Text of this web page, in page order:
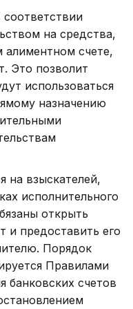
на средства,
алиментном счете,
Это позволит
использоваться
назначению
на взыскателей,
исполнительного
открыть
и предоставить его
Порядок
Правилами
банковских счетов